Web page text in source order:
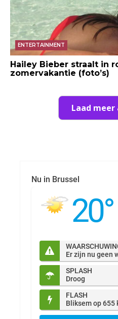
ENTERTAINMENT
Hailey Bieber straalt in
zomervakantie (foto’s)
Laad